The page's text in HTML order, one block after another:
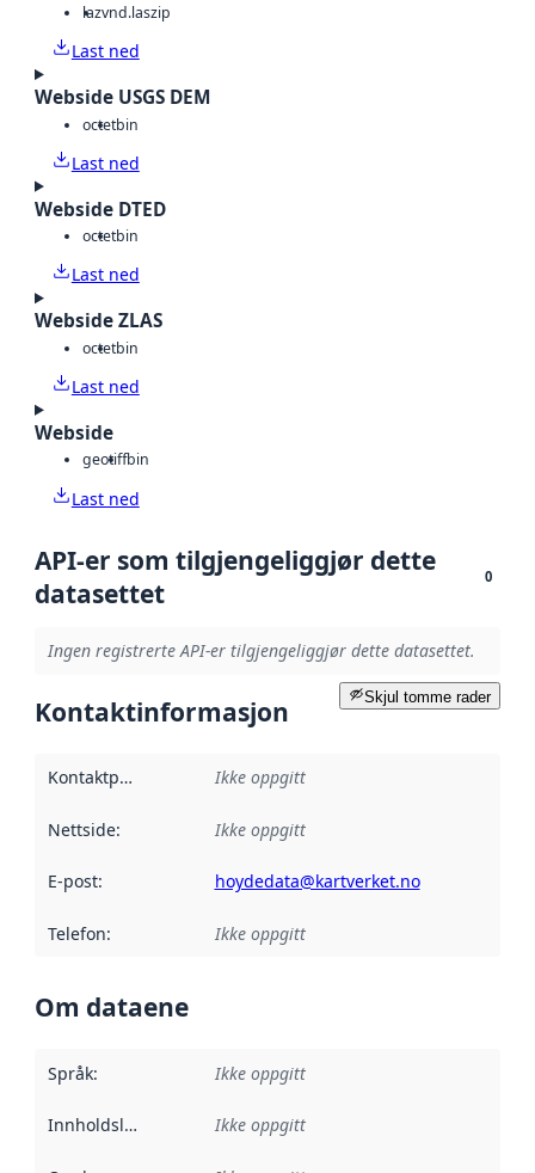
lazvnd.laszip
Last ned
Webside USGS DEM
octetbin
Last ned
Webside DTED
octetbin
Last ned
Webside ZLAS
octetbin
Last ned
Webside
geotiffbin
Last ned
API-er som tilgjengeliggjør dette
datasettet
0
Ingen registrerte API-er tilgjengeliggjør dette datasettet.
Skjul tomme rader
Kontaktinformasjon
Kontaktpunkt Ikke oppgitt
Nettside: Ikke oppgitt
E-post: hoydedata@kartverket.no
Telefon: Ikke oppgitt
Om dataene
Språk: Ikke oppgitt
Innholdsleverandører :
Ikke oppgitt